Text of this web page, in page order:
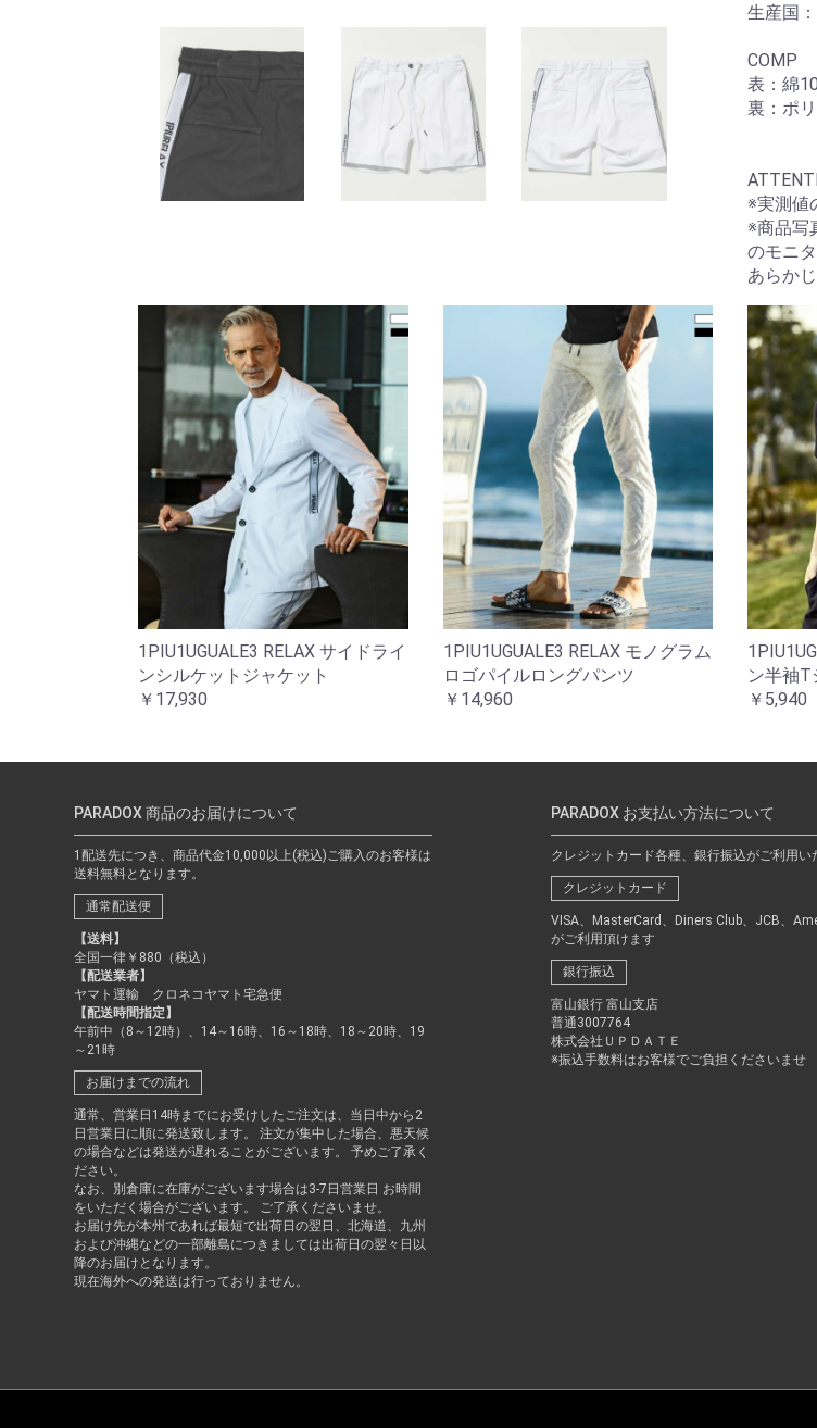
生産国
COMP
表：綿
裏：ポ
※実測値
※商品写
のモニ
あらか
1PIU1UGUALE3 RELAX サイドライ
ンシルケットジャケット
￥17,930
1PIU1UGUALE3 RELAX モノグラム
ロゴパイルロングパンツ
￥14,960
ン半袖T
￥5,940
PARADOX 商品のお届けについて
1配送先につき、商品代金10,000以上(税込)ご購入のお客様は
送料無料となります。
通常配送便
【送料】
全国一律￥880（税込）
【配送業者】
ヤマト運輸 クロネコヤマト宅急便
【配送時間指定】
午前中（8～12時）、14～16時、16～18時、18～20時、19
～21時
お届けまでの流れ
通常、営業日14時までにお受けしたご注文は、当日中から2
日営業日に順に発送致します。 注文が集中した場合、悪天候
の場合などは発送が遅れることがございます。 予めご了承く
ださい。
なお、別倉庫に在庫がございます場合は3-7日営業日 お時間
をいただく場合がございます。 ご了承くださいませ。
お届け先が本州であれば最短で出荷日の翌日、北海道、九州
および沖縄などの一部離島につきましては出荷日の翌々日以
降のお届けとなります。
現在海外への発送は行っておりません。
PARADOX お支払い方法について
クレジットカード各種、銀行振込がご利用い
クレジットカード
VISA、MasterCard、Diners Club、JCB、
がご利用頂けます
銀行振込
富山銀行 富山支店
普通3007764
株式会社ＵＰＤＡＴＥ
※振込手数料はお客様でご負担くださいませ